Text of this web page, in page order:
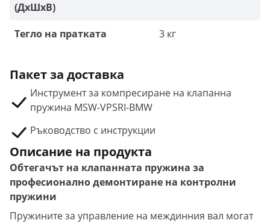
(ДxШxВ)
Тегло на пратката 3 кг
Пакет за доставка
Инструмент за компресиране на клапанна
пружина MSW-VPSRI-BMW
Ръководство с инструкции
Описание на продукта
Обтегачът на клапанната пружина за
професионално демонтиране на контролни
пружини
Пружините за управление на междинния вал могат